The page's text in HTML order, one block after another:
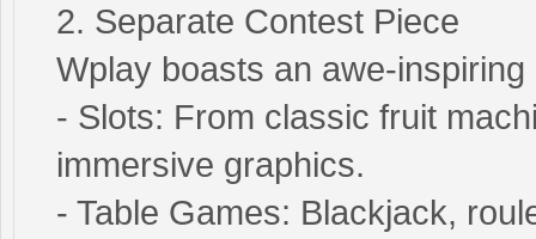
2. Separate Contest Piece
Wplay boasts an awe-
- Slots: From classic fruit
immersive graphics.
- Table Games: Blackjack,